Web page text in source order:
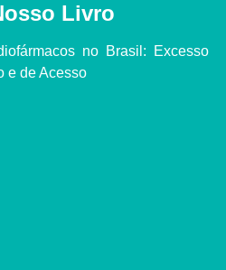
Livro
no Brasil: Excesso
e de Acesso